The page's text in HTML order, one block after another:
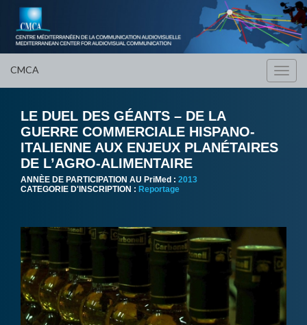
CMCA
LE DUEL DES GÉANTS – DE LA
GUERRE COMMERCIALE HISPANO-
ITALIENNE AUX ENJEUX PLANÉTAIRES
DE L’AGRO-ALIMENTAIRE
ANNÈE DE PARTICIPATION AU PriMed : 2013
CATEGORIE D'INSCRIPTION : Reportage